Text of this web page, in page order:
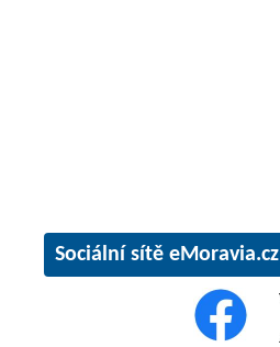
Sociální sítě eMoravia.cz